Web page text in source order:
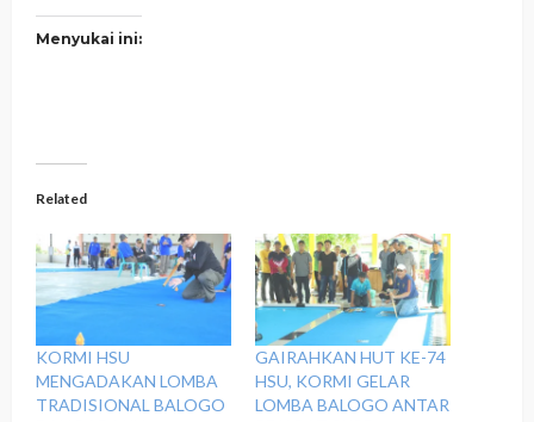
Menyukai ini:
Related
KORMI HSU
MENGADAKAN LOMBA
TRADISIONAL BALOGO
‎GAIRAHKAN HUT KE-74
HSU, KORMI GELAR
LOMBA BALOGO ANTAR